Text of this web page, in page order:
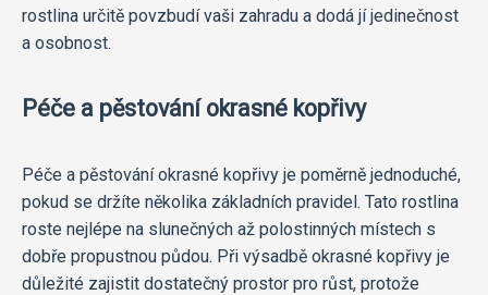
rostlina určitě povzbudí vaši zahradu a dodá jí jedinečnost
a osobnost.
Péče a pěstování okrasné kopřivy
Péče a pěstování okrasné kopřivy je poměrně jednoduché,
pokud se držíte několika základních pravidel. Tato rostlina
roste nejlépe na slunečných až polostinných místech s
dobře propustnou půdou. Při výsadbě okrasné kopřivy je
důležité zajistit dostatečný prostor pro růst, protože